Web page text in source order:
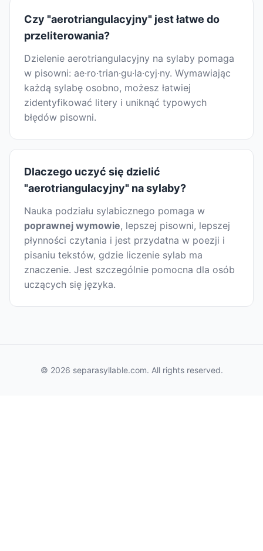
Czy "aerotriangulacyjny" jest łatwe do
przeliterowania?
Dzielenie aerotriangulacyjny na sylaby pomaga
w pisowni: ae·ro·trian·gu·la·cyj·ny. Wymawiając
każdą sylabę osobno, możesz łatwiej
zidentyfikować litery i uniknąć typowych
błędów pisowni.
Dlaczego uczyć się dzielić
"aerotriangulacyjny" na sylaby?
Nauka podziału sylabicznego pomaga w
poprawnej wymowie, lepszej pisowni, lepszej
płynności czytania i jest przydatna w poezji i
pisaniu tekstów, gdzie liczenie sylab ma
znaczenie. Jest szczególnie pomocna dla osób
uczących się języka.
© 2026 separasyllable.com. All rights reserved.